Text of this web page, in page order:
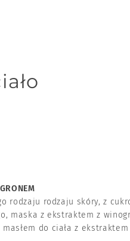
rodzaju rodzaju skóry, z
maska z ekstraktem z
do ciała z